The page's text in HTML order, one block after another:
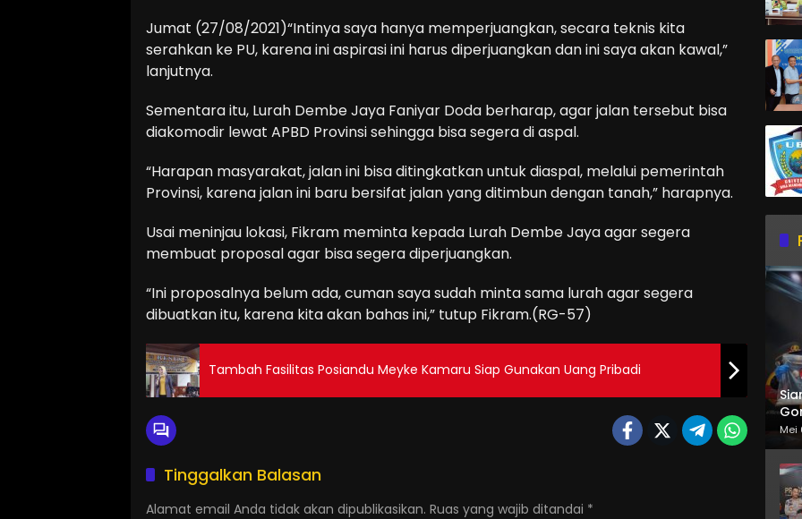
Jumat (27/08/2021)“Intinya saya hanya memperjuangkan, secara teknis kita
serahkan ke PU, karena ini aspirasi ini harus diperjuangkan dan ini saya akan kawal,”
lanjutnya.
Sementara itu, Lurah Dembe Jaya Faniyar Doda berharap, agar jalan tersebut bisa
diakomodir lewat APBD Provinsi sehingga bisa segera di aspal.
“Harapan masyarakat, jalan ini bisa ditingkatkan untuk diaspal, melalui pemerintah
Provinsi, karena jalan ini baru bersifat jalan yang ditimbun dengan tanah,” harapnya.
Usai meninjau lokasi, Fikram meminta kepada Lurah Dembe Jaya agar segera
membuat proposal agar bisa segera diperjuangkan.
“Ini proposalnya belum ada, cuman saya sudah minta sama lurah agar segera
dibuatkan itu, karena kita akan bahas ini,” tutup Fikram.(RG-57)
Tambah Fasilitas Posiandu Meyke Kamaru Siap Gunakan Uang Pribadi
Tinggalkan Balasan
Alamat email Anda tidak akan dipublikasikan. Ruas yang wajib ditandai *
Mei